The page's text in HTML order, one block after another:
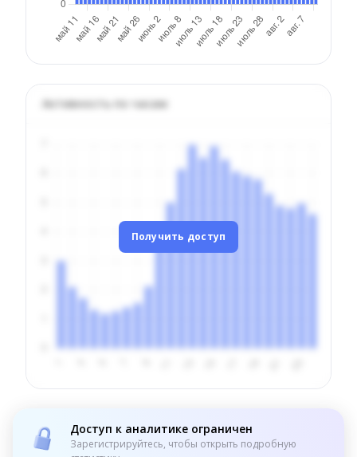
Активность по часам
Получить доступ
Доступ к аналитике ограничен
Зарегистрируйтесь, чтобы открыть подробную